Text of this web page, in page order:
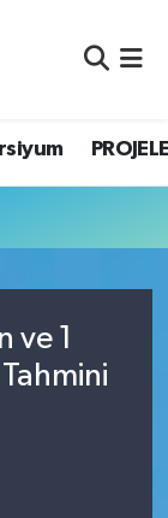
ve 1